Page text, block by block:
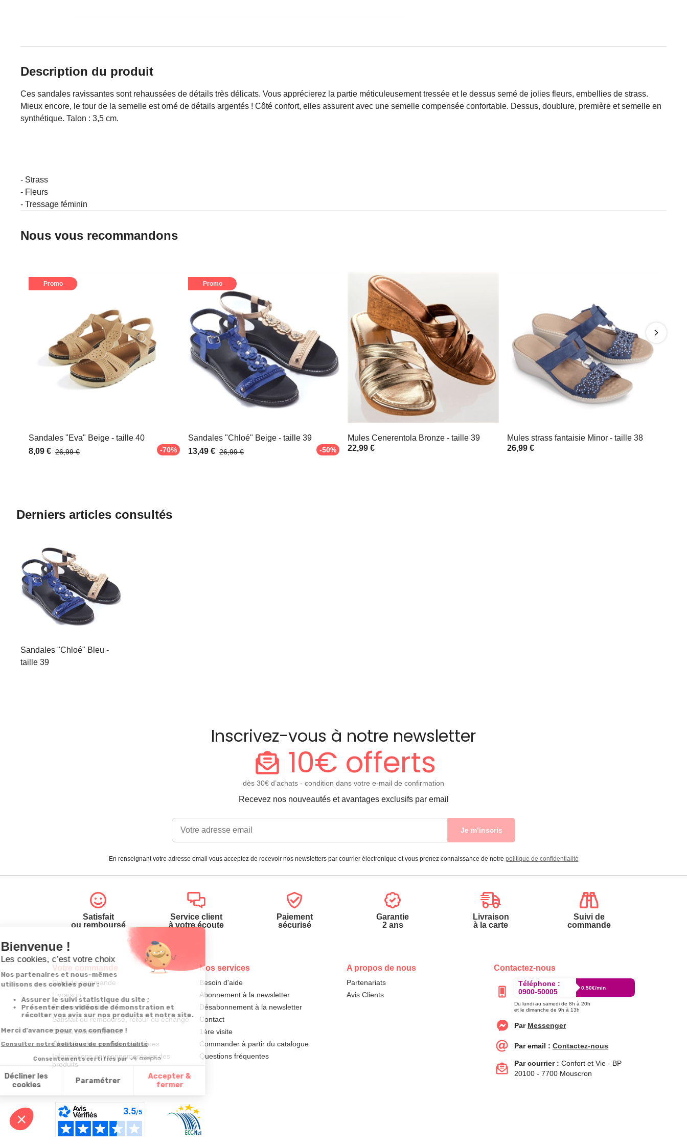
Description du produit
Ces sandales ravissantes sont rehaussées de détails très délicats. Vous apprécierez la partie méticuleusement tressée et le dessus semé de jolies fleurs, embellies de strass.
Mieux encore, le tour de la semelle est orné de détails argentés ! Côté confort, elles assurent avec une semelle compensée confortable. Dessus, doublure, première et semelle en
synthétique. Talon : 3,5 cm.
- Strass
- Fleurs
- Tressage féminin
Nous vous recommandons
Promo
Sandales "Eva" Beige - taille 40
8,09 € 26,99 € -70%
Promo
Sandales "Chloé" Beige - taille 39
13,49 € 26,99 € -50%
Mules Cenerentola Bronze - taille 39
22,99 €
Mules strass fantaisie Minor - taille 38
26,99 €
Derniers articles consultés
Sandales "Chloé" Bleu -
taille 39
Inscrivez-vous à notre newsletter
10€ offerts
dès 30€ d’achats - condition dans votre e-mail de confirmation
Recevez nos nouveautés et avantages exclusifs par email
Je m’inscris
En renseignant votre adresse email vous acceptez de recevoir nos newsletters par courrier électronique et vous prenez connaissance de notre politique de confidentialité
Satisfait
ou remboursé
Service client
à votre écoute
Paiement
sécurisé
Garantie
2 ans
Livraison
à la carte
Suivi de
commande
Votre commande
Suivi de commande
Livraison
Paiement facilité
Satisfait ou remboursé, retour ou échange
Codes promotionnels
Glossaire des produits chimiques
Informations environnementales des
produits
Nos services
Besoin d'aide
Abonnement à la newsletter
Désabonnement à la newsletter
Contact
1ère visite
Commander à partir du catalogue
Questions fréquentes
A propos de nous
Partenariats
Avis Clients
Contactez-nous
Téléphone :
0900-50005
0.50€/min
Du lundi au samedi de 8h à 20h
et le dimanche de 9h à 13h
Par Messenger
Par email : Contactez-nous
Par courrier : Confort et Vie - BP
20100 - 7700 Mouscron